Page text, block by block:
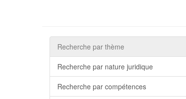
Recherche par thème
Recherche par nature juridique
Recherche par compétences